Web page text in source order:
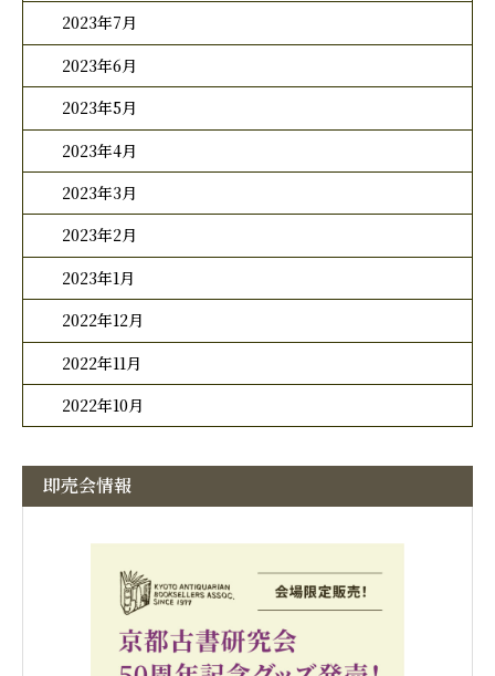
2023年7月
2023年6月
2023年5月
2023年4月
2023年3月
2023年2月
2023年1月
2022年12月
2022年11月
2022年10月
即売会情報